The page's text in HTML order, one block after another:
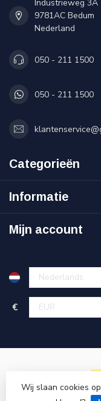
Industrieweg 3A
9781AC Bedum
Nederland
050 - 211 1500
050 - 211 1500
Categorieën
Informatie
Mijn account
€
Wij slaan cookies